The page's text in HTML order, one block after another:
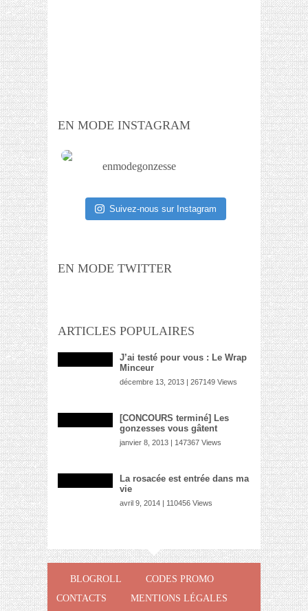
EN MODE INSTAGRAM
enmodegonzesse
Suivez-nous sur Instagram
EN MODE TWITTER
ARTICLES POPULAIRES
J’ai testé pour vous : Le Wrap
Minceur
décembre 13, 2013 | 267149 Views
[CONCOURS terminé] Les
gonzesses vous gâtent
janvier 8, 2013 | 147367 Views
La rosacée est entrée dans ma
vie
avril 9, 2014 | 110456 Views
BLOGROLL
CODES PROMO
CONTACTS
MENTIONS LÉGALES